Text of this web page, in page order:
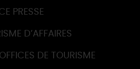
PRESSE
D’AFFAIRES
DE TOURISME